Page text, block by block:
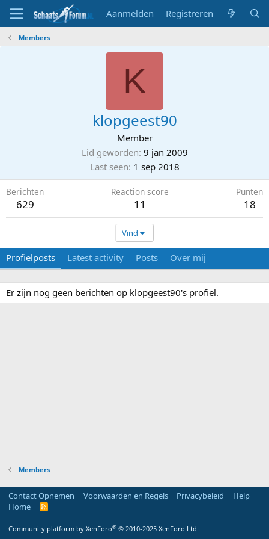
Aanmelden Registreren
Members
K
klopgeest90
Member
Lid geworden 9 jan 2009
Last seen 1 sep 2018
Berichten
629
Reaction score
11
Punten
18
Vind
Profielposts Latest activity Posts Over mij
Er zijn nog geen berichten op klopgeest90's profiel.
Members
Contact Opnemen Voorwaarden en Regels Privacybeleid
Help
Home
R
Community platform by XenForo® © 2010-2025 XenForo Ltd.